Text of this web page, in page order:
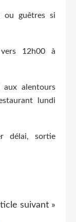
ou guêtres si
12h00 à
aux alentours
lundi
délai, sortie
suivant »